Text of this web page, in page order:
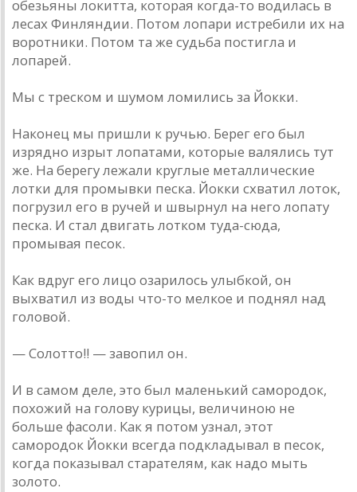
обезьяны локитта, которая когда-то водилась в
лесах Финляндии. Потом лопари истребили их на
воротники. Потом та же судьба постигла и
лопарей.
Мы с треском и шумом ломились за Йокки.
Наконец мы пришли к ручью. Берег его был
изрядно изрыт лопатами, которые валялись тут
же. На берегу лежали круглые металлические
лотки для промывки песка. Йокки схватил лоток,
погрузил его в ручей и швырнул на него лопату
песка. И стал двигать лотком туда-сюда,
промывая песок.
Как вдруг его лицо озарилось улыбкой, он
выхватил из воды что-то мелкое и поднял над
головой.
— Солотто!! — завопил он.
И в самом деле, это был маленький самородок,
похожий на голову курицы, величиною не
больше фасоли. Как я потом узнал, этот
самородок Йокки всегда подкладывал в песок,
когда показывал старателям, как надо мыть
золото.